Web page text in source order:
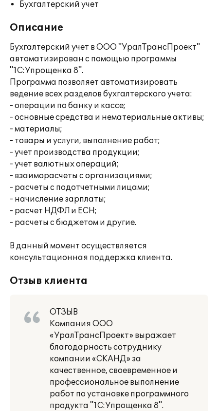
Бухгалтерский учет
Описание
Бухгалтерский учет в ООО "УралТрансПроект"
автоматизирован с помощью программы
"1С:Упрощенка 8".
Программа позволяет автоматизировать
ведение всех разделов бухгалтерского учета:
- операции по банку и кассе;
- основные средства и нематериальные активы;
- материалы;
- товары и услуги, выполнение работ;
- учет производства продукции;
- учет валютных операций;
- взаиморасчеты с организациями;
- расчеты с подотчетными лицами;
- начисление зарплаты;
- расчет НДФЛ и ЕСН;
- расчеты с бюджетом и другие.
В данный момент осуществляется
консультационная поддержка клиента.
Отзыв клиента
ОТЗЫВ
Компания ООО
«УралТрансПроект» выражает
благодарность сотруднику
компании «СКАНД» за
качественное, своевременное и
профессиональное выполнение
работ по установке программного
продукта "1С:Упрощенка 8".